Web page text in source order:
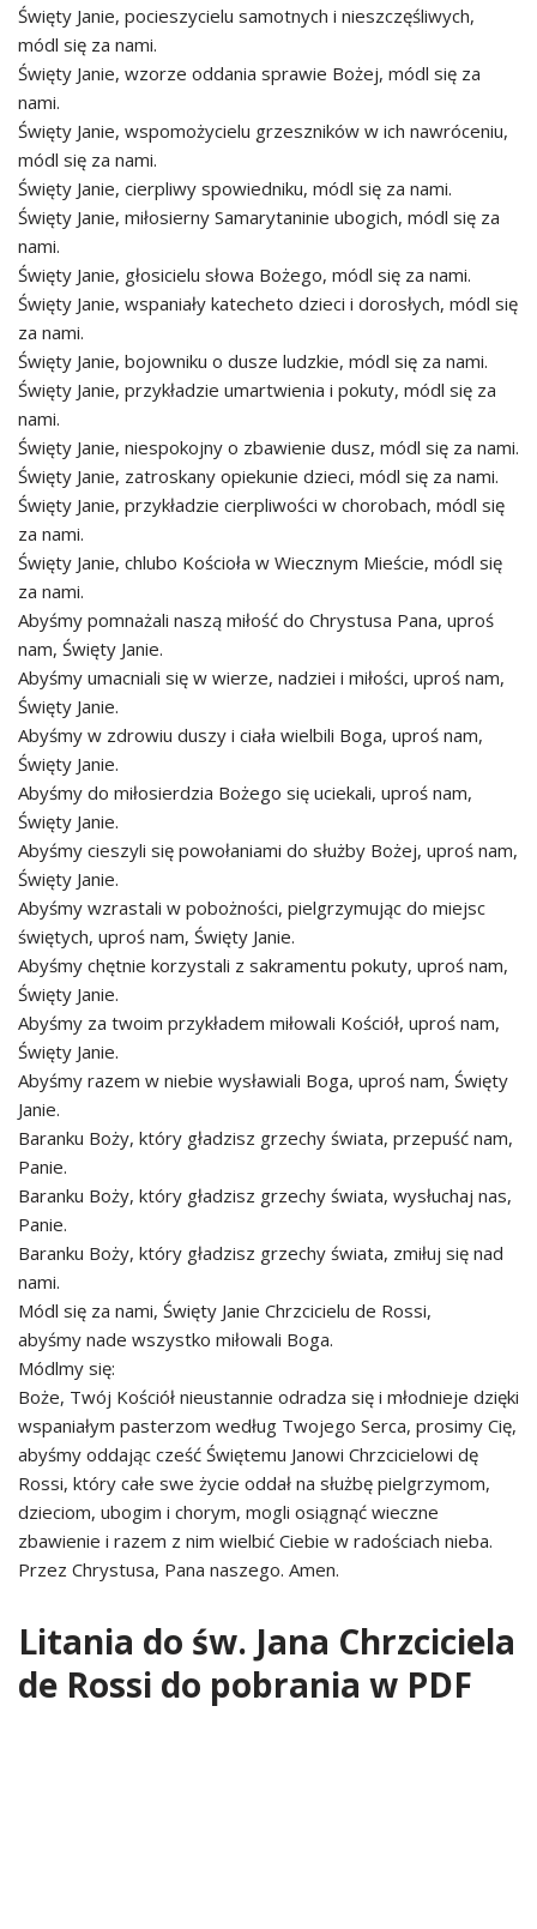
Święty Janie, pocieszycielu samotnych i nieszczęśliwych,
módl się za nami.
Święty Janie, wzorze oddania sprawie Bożej, módl się za
nami.
Święty Janie, wspomożycielu grzeszników w ich nawróceniu,
módl się za nami.
Święty Janie, cierpliwy spowiedniku, módl się za nami.
Święty Janie, miłosierny Samarytaninie ubogich, módl się za
nami.
Święty Janie, głosicielu słowa Bożego, módl się za nami.
Święty Janie, wspaniały katecheto dzieci i dorosłych, módl się
za nami.
Święty Janie, bojowniku o dusze ludzkie, módl się za nami.
Święty Janie, przykładzie umartwienia i pokuty, módl się za
nami.
Święty Janie, niespokojny o zbawienie dusz, módl się za nami.
Święty Janie, zatroskany opiekunie dzieci, módl się za nami.
Święty Janie, przykładzie cierpliwości w chorobach, módl się
za nami.
Święty Janie, chlubo Kościoła w Wiecznym Mieście, módl się
za nami.
Abyśmy pomnażali naszą miłość do Chrystusa Pana, uproś
nam, Święty Janie.
Abyśmy umacniali się w wierze, nadziei i miłości, uproś nam,
Święty Janie.
Abyśmy w zdrowiu duszy i ciała wielbili Boga, uproś nam,
Święty Janie.
Abyśmy do miłosierdzia Bożego się uciekali, uproś nam,
Święty Janie.
Abyśmy cieszyli się powołaniami do służby Bożej, uproś nam,
Święty Janie.
Abyśmy wzrastali w pobożności, pielgrzymując do miejsc
świętych, uproś nam, Święty Janie.
Abyśmy chętnie korzystali z sakramentu pokuty, uproś nam,
Święty Janie.
Abyśmy za twoim przykładem miłowali Kościół, uproś nam,
Święty Janie.
Abyśmy razem w niebie wysławiali Boga, uproś nam, Święty
Janie.
Baranku Boży, który gładzisz grzechy świata, przepuść nam,
Panie.
Baranku Boży, który gładzisz grzechy świata, wysłuchaj nas,
Panie.
Baranku Boży, który gładzisz grzechy świata, zmiłuj się nad
nami.
Módl się za nami, Święty Janie Chrzcicielu de Rossi,
abyśmy nade wszystko miłowali Boga.
Módlmy się:
Boże, Twój Kościół nieustannie odradza się i młodnieje dzięki
wspaniałym pasterzom według Twojego Serca, prosimy Cię,
abyśmy oddając cześć Świętemu Janowi Chrzcicielowi dę
Rossi, który całe swe życie oddał na służbę pielgrzymom,
dzieciom, ubogim i chorym, mogli osiągnąć wieczne
zbawienie i razem z nim wielbić Ciebie w radościach nieba.
Przez Chrystusa, Pana naszego. Amen.
Litania do św. Jana Chrzciciela
de Rossi do pobrania w PDF